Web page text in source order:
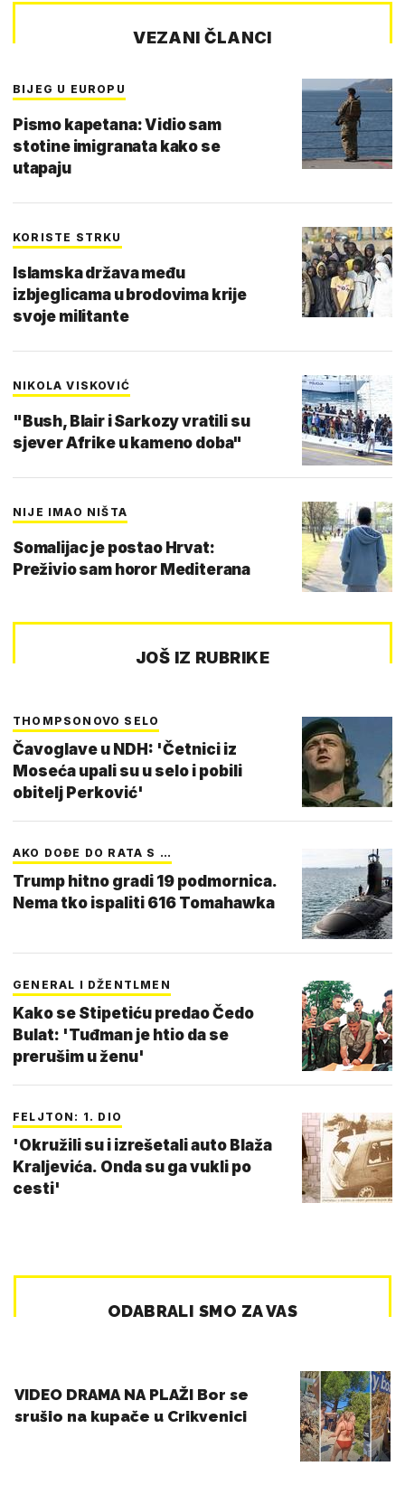
VEZANI ČLANCI
BIJEG U EUROPU
Pismo kapetana: Vidio sam
stotine imigranata kako se
utapaju
KORISTE STRKU
Islamska država među
izbjeglicama u brodovima krije
svoje militante
NIKOLA VISKOVIĆ
"Bush, Blair i Sarkozy vratili su
sjever Afrike u kameno doba"
NIJE IMAO NIŠTA
Somalijac je postao Hrvat:
Preživio sam horor Mediterana
JOŠ IZ RUBRIKE
THOMPSONOVO SELO
Čavoglave u NDH: 'Četnici iz
Moseća upali su u selo i pobili
obitelj Perković'
AKO DOĐE DO RATA S …
Trump hitno gradi 19 podmornica.
Nema tko ispaliti 616 Tomahawka
GENERAL I DŽENTLMEN
Kako se Stipetiću predao Čedo
Bulat: 'Tuđman je htio da se
prerušim u ženu'
FELJTON: 1. DIO
'Okružili su i izrešetali auto Blaža
Kraljevića. Onda su ga vukli po
cesti'